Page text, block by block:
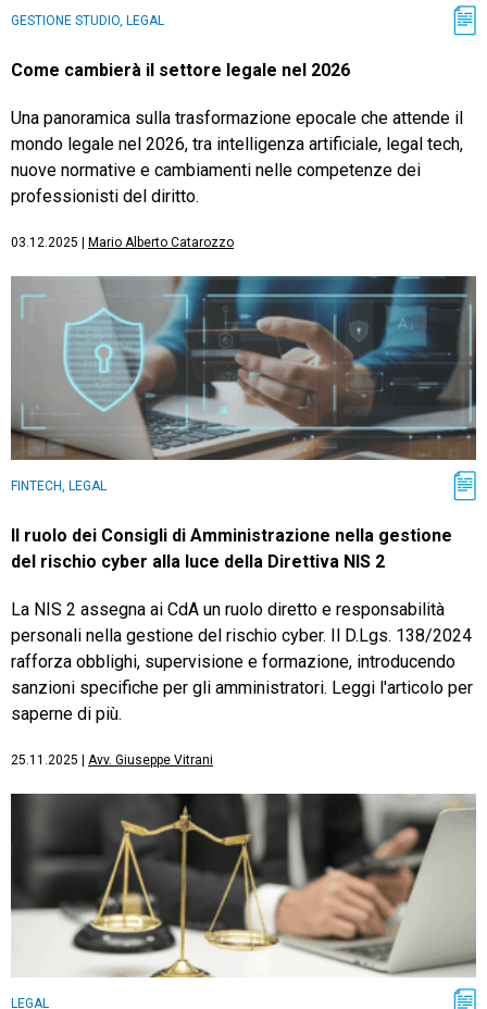
GESTIONE STUDIO, LEGAL
Come cambierà il settore legale nel 2026
Una panoramica sulla trasformazione epocale che attende il
mondo legale nel 2026, tra intelligenza artificiale, legal tech,
nuove normative e cambiamenti nelle competenze dei
professionisti del diritto.
03.12.2025 Mario Alberto Catarozzo
FINTECH, LEGAL
Il ruolo dei Consigli di Amministrazione nella gestione
del rischio cyber alla luce della Direttiva NIS 2
La NIS 2 assegna ai CdA un ruolo diretto e responsabilità
personali nella gestione del rischio cyber. Il D.Lgs. 138/2024
rafforza obblighi, supervisione e formazione, introducendo
sanzioni specifiche per gli amministratori. Leggi l'articolo per
saperne di più.
25.11.2025 Avv. Giuseppe Vitrani
LEGAL